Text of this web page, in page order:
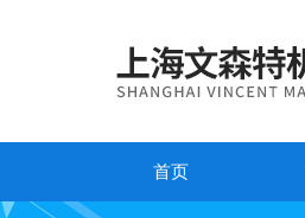
首页